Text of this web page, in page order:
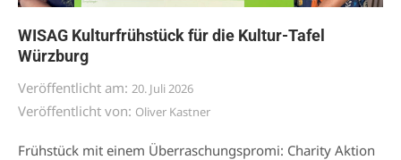
WISAG Kulturfrühstück für die Kultur-Tafel
Würzburg
Veröffentlicht am: 20. Juli 2026
Veröffentlicht von: Oliver Kastner
Frühstück mit einem Überraschungspromi: Charity Aktion